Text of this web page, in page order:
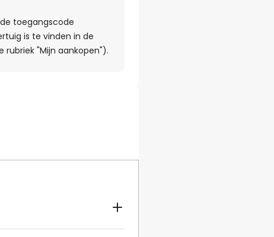
toegangscode
is te vinden in de
"Mijn aankopen").